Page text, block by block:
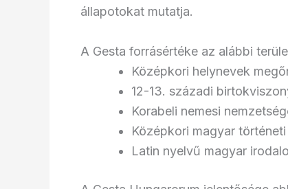
állapotokat mutatja.
A Gesta forrásértéke az alábbi
Középkori helynevek
12-13. századi
Korabeli nemesi
Középkori magyar
Latin nyelvű magyar